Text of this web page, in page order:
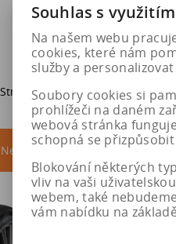
Do košíku
Strana1z1Celkem2záznamů
Nejprodávanější akce
Souhlas s
Na našem webu
cookies, které nám
služby a
Soubory cookies si
prohlížeči na daném
webová stránka
schopná se
Blokování některých
vliv na vaši
webem, také
vám nabídku na